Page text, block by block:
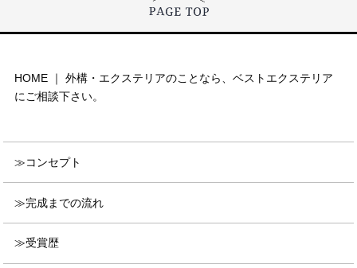
HOME ｜ 外構・エクステリアのことなら、ベストエクステリア
にご相談下さい。
コンセプト
完成までの流れ
受賞歴